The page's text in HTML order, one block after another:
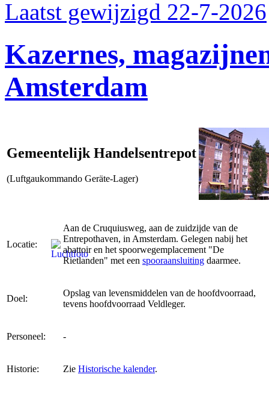
Laatst gewijzigd 22-7-2026
Kazernes,
Amsterdam
Gemeentelijk Handelsentrepot
(Luftgaukommando Geräte-Lager)
Locatie:
Aan de Cruquiusweg, aan de zuidzijde van de
Entrepothaven, in Amsterdam. Gelegen nabij het
abattoir en het spoorwegemplacement "De
Rietlanden" met een spooraansluiting daarmee.
Doel:
Opslag van levensmiddelen van de hoofdvoorraad,
tevens hoofdvoorraad Veldleger.
Personeel: -
Historie: Zie Historische kalender.